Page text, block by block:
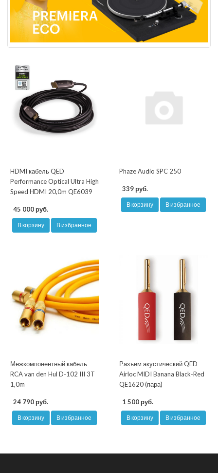
HDMI кабель QED
Performance Optical Ultra High
Speed HDMI 20,0m QE6039
45 000 руб.
В корзину В избранное
Phaze Audio SPC 250
339 руб.
В корзину В избранное
Межкомпонентный кабель
RCA van den Hul D-102 III 3T
1,0m
24 790 руб.
В корзину В избранное
Разъем акустический QED
Airloc MIDI Banana Black-Red
QE1620 (пара)
1 500 руб.
В корзину В избранное